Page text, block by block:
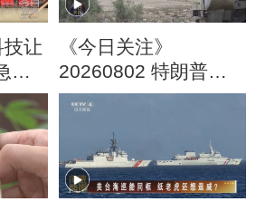
让
《今日关注》
20260802 特朗普叫
停“最大规模”打击 伊